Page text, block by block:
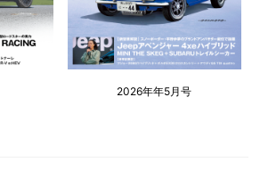
2026年年5月号